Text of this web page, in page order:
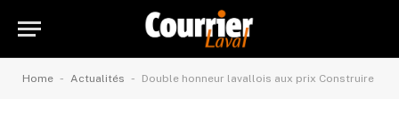
Home - Actualités - Double honneur lavallois aux prix Construire